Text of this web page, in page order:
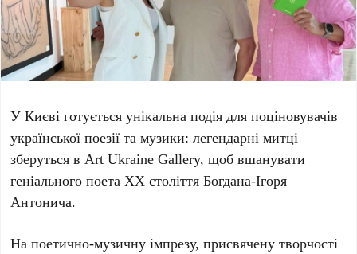
У Києві готується унікальна подія для поціновувачів
української поезії та музики: легендарні митці
зберуться вArt Ukraine Gallery, щоб вшанувати
геніального поетаХХ століття Богдана-Ігоря
Антонича.
На поетично-музичну імпрезу, присвячену творчості